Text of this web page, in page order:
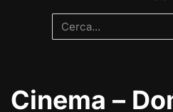
Cinema –